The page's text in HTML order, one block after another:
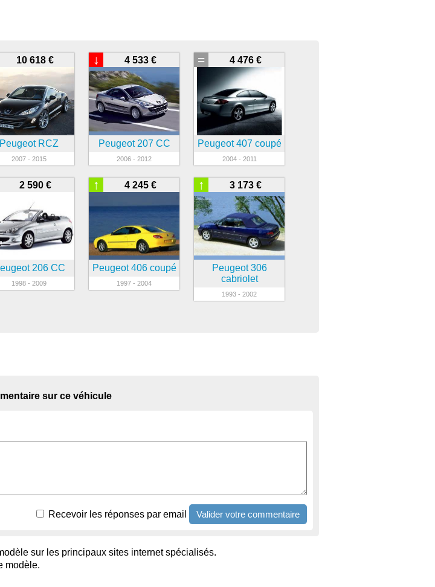
10 618 €
Peugeot RCZ
2007 - 2015
4 533 €
↓
Peugeot 207 CC
2006 - 2012
4 476 €
=
Peugeot 407 coupé
2004 - 2011
2 590 €
206 CC
1998 - 2009
4 245 €
↑
Peugeot 406 coupé
1997 - 2004
3 173 €
↑
Peugeot 306
cabriolet
1993 - 2002
sur ce véhicule
Recevoir les réponses par email
sur les principaux sites internet spécialisés.
modèle.